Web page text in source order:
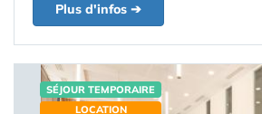
Plus d'infos ➔
SÉJOUR TEMPORAIRE
LOCATION